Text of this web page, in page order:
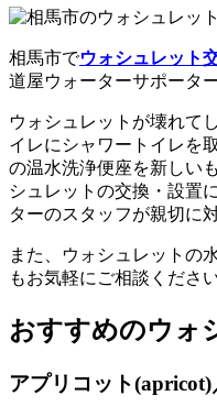
相馬市でウォシュレット
道屋ウォーターサポータ
ウォシュレットが壊れて
イレにシャワートイレを
の温水洗浄便座を新しい
シュレットの交換・設置
ターのスタッフが親切に
また、ウォシュレットの
もお気軽にご相談ください
おすすめのウォ
アプリコット